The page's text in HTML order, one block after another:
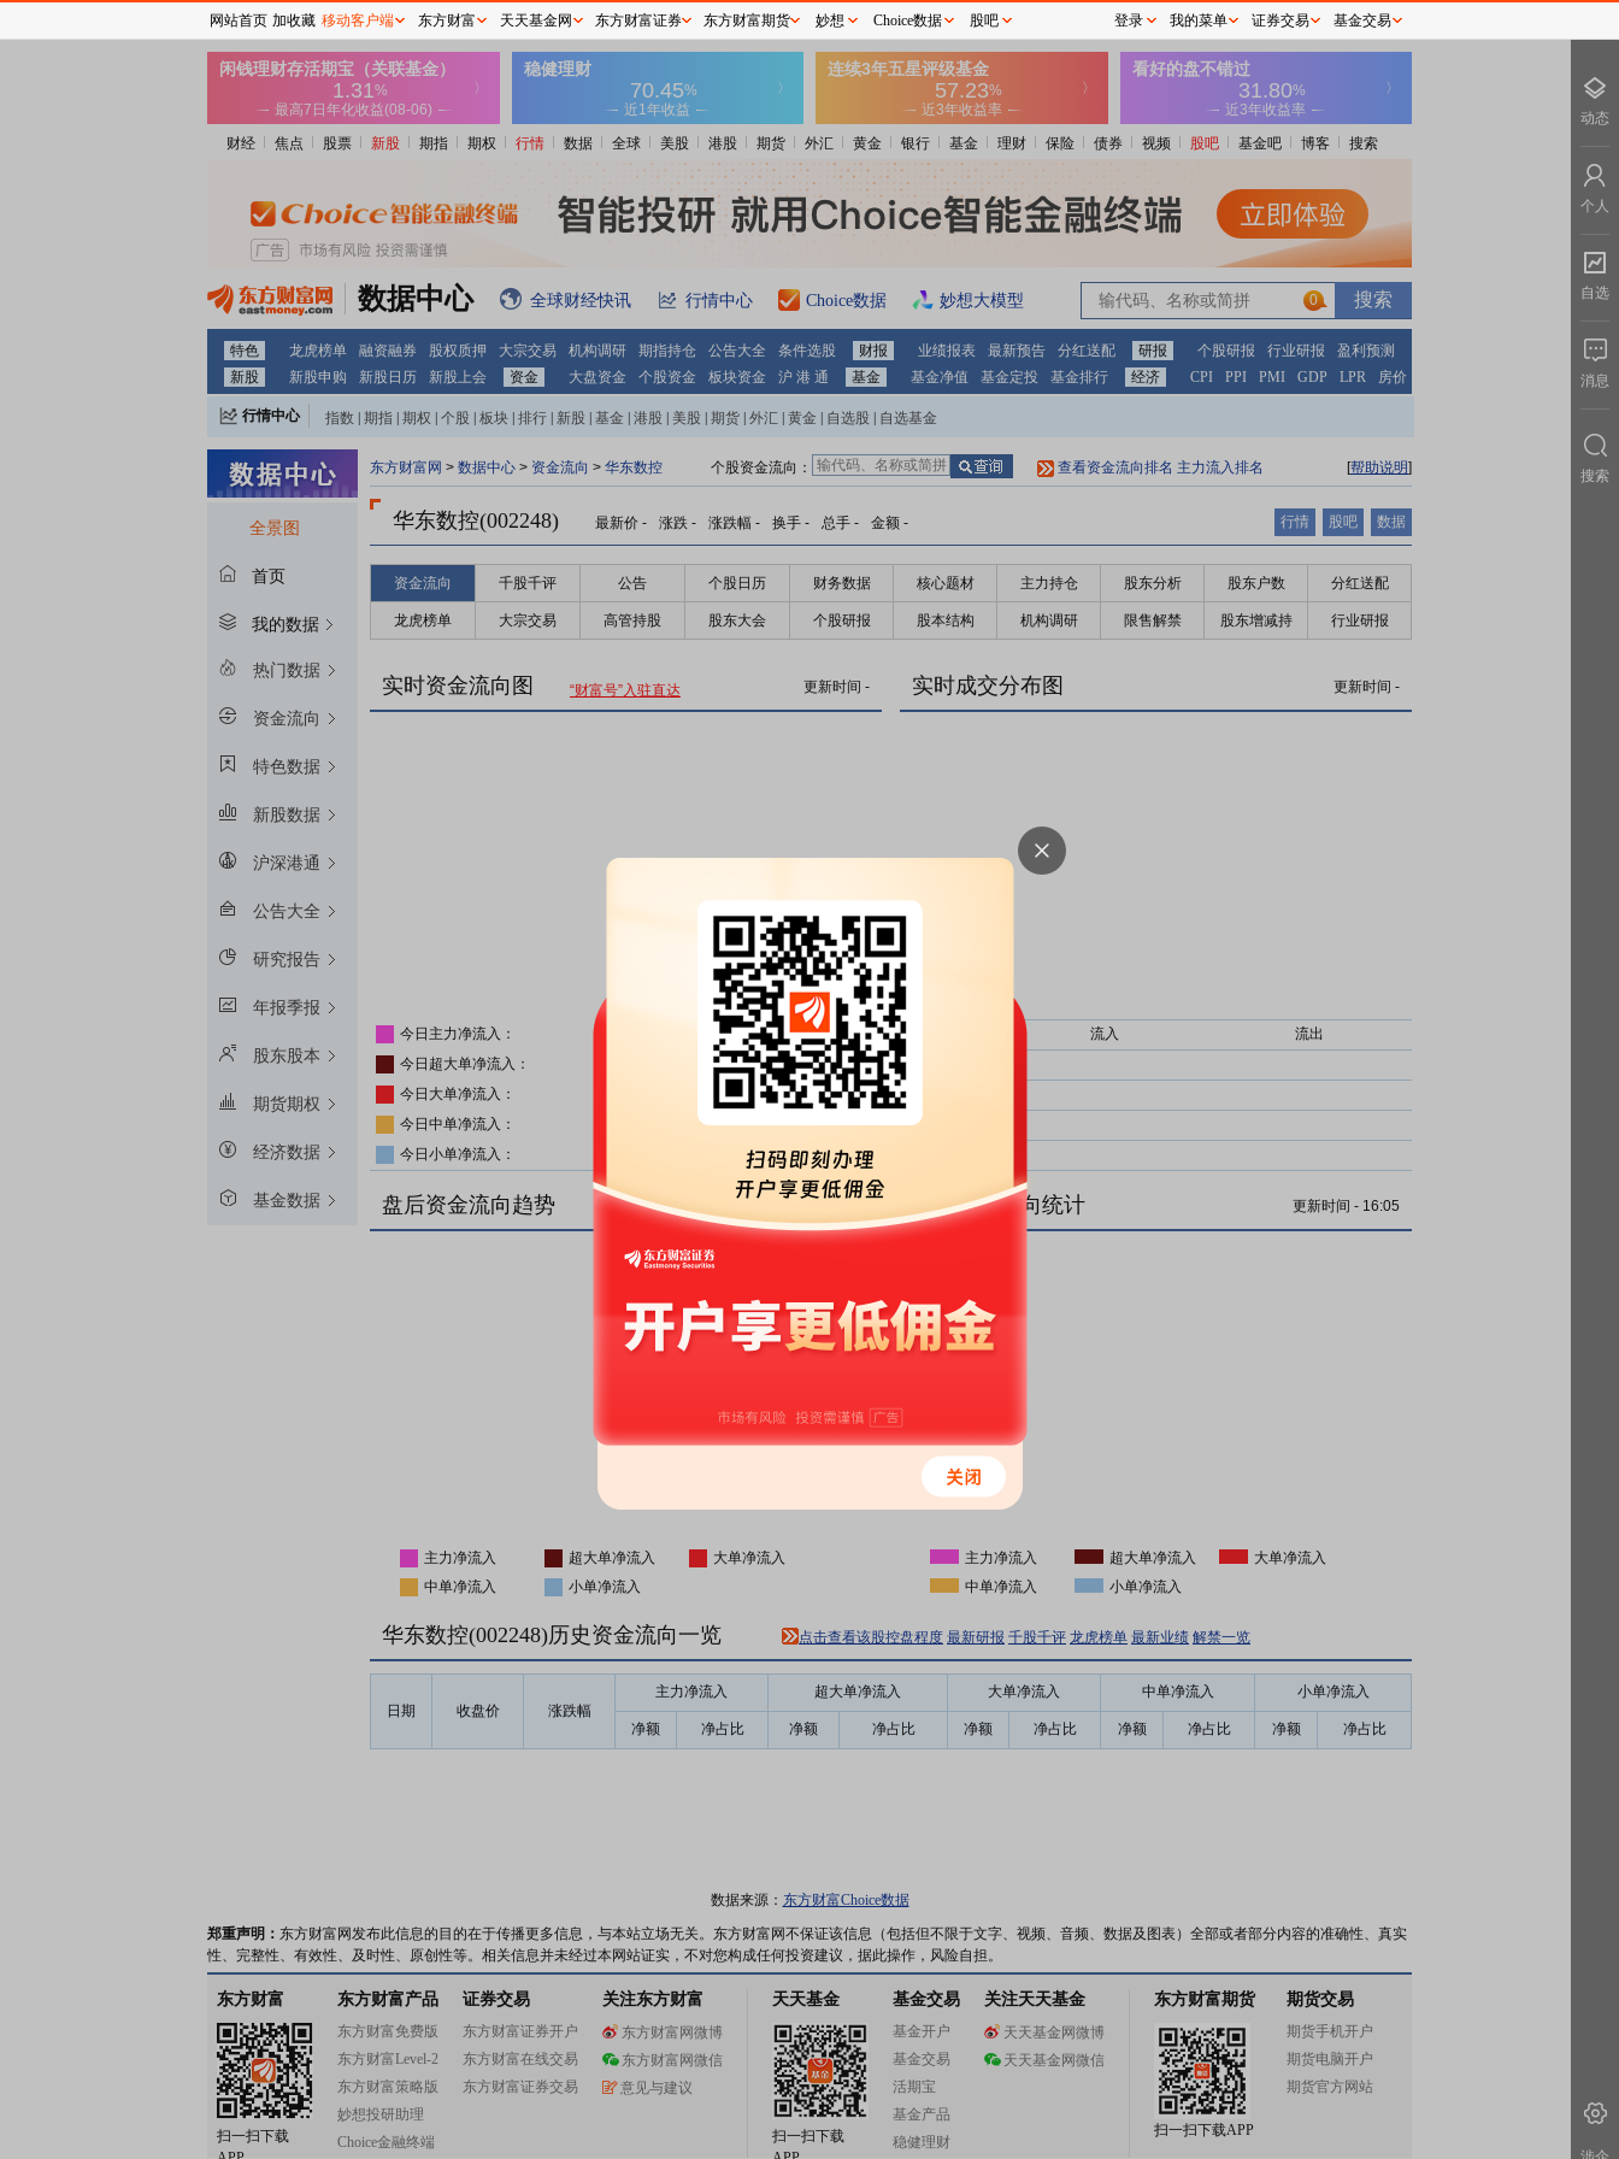
财经 焦点 股票 新股 期指 期权 行情 数据 全球 美股 港股 期货 外汇 黄金 银行 基金 理财 保险 债券 视频 股吧 基金吧 博客 搜索
数据中心 全球财经快讯 行情中心 Choice数据 妙想大模型 0
特色 龙虎榜单 融资融券 股权质押 大宗交易 机构调研 期指持仓 公告大全 条件选股 财报 业绩报表 最新预告 分红送配 研报 个股研报 行业研报
盈利预测
新股
新股申购 新股日历 新股上会 资金 大盘资金 个股资金 板块资金 沪 港 通 基金 基金净值 基金定投 基金排行 经济 CPI PPI PMI GDP LPR 房价
行情中心 指数 期指 期权 个股 板块 排行 新股 基金 港股 美股 期货 外汇 黄金 自选股 自选基金
全景图
首页
我的数据
热门数据
资金流向
特色数据
新股数据
沪深港通
公告大全
研究报告
年报季报
股东股本
期货期权
经济数据
基金数据
东方财富网 > 数据中心 > 资金流向 > 华东数控 个股资金流向： 查看资金流向排名 主力流入排名 [帮助说明]
华东数控(002248) 最新价 - 涨跌 - 涨跌幅 - 换手 - 总手 - 金额 - 行情 股吧 数据
资金流向 千股千评 公告 个股日历 财务数据 核心题材 主力持仓 股东分析 股东户数 分红送配
龙虎榜单 大宗交易 高管持股 股东大会 个股研报 股本结构 机构调研 限售解禁 股东增减持 行业研报
实时资金流向图 “财富号”入驻直达 更新时间 -
今日主力净流入：
主力净比：
今日超大单净流入：
超大单净比：
今日大单净流入：
大单净比：
今日中单净流入：
中单净比：
今日小单净流入：
实时成交分布图 更新时间 -
流入
流出
盘后资金流向趋势
主力净流入 超大单净流入
大单净流入
中单净流入
小单净流入
盘后资金流向统计 更新时间 - 16:05
主力净流入 超大单净流入
大单净流入
中单净流入
小单净流入
华东数控(002248)历史资金流向一览 点击查看该股控盘程度 最新研报 千股千评 龙虎榜单 最新业绩 解禁一览
日期 收盘价 涨跌幅
主力净流入 超大单净流入 大单净流入 中单净流入 小单净流入
净额 净占比 净额 净占比 净额 净占比 净额 净占比 净额 净占比
数据来源： 东方财富Choice数据
郑重声明： 东方财富网发布此信息的目的在于传播更多信息，与本站立场无关。东方财富网不保证该信息（包括但不限于文字、视频、音频、数据及图表）全部或者部分内容的准确性、真实
性、完整性、有效性、及时性、原创性等。相关信息并未经过本网站证实，不对您构成任何投资建议，据此操作，风险自担。
东方财富
扫一扫下载
东方财富产品
东方财富免费版
东方财富Level-2
东方财富策略版
妙想投研助理
Choice金融终端
证券交易
东方财富证券开户
东方财富在线交易
东方财富证券交易
关注东方财富
东方财富网微博
东方财富网微信
意见与建议
天天基金
扫一扫下载
基金交易
基金开户
基金交易
活期宝
基金产品
稳健理财
关注天天基金
天天基金网微博
天天基金网微信
东方财富期货
扫一扫下载APP
期货交易
期货手机开户
期货电脑开户
期货官方网站
网站首页 加收藏 移动客户端 东方财富 天天基金网 东方财富证券 东方财富期货 妙想 Choice数据 股吧 登录 我的菜单 证券交易 基金交易
动态
个人
自选
消息
搜索